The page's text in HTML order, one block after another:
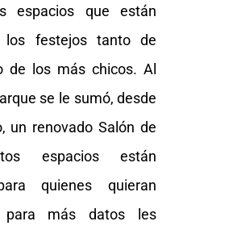
espacios que están
los festejos tanto de
de los más chicos. Al
se le sumó, desde
un renovado Salón de
espacios están
quienes quieran
para más datos les